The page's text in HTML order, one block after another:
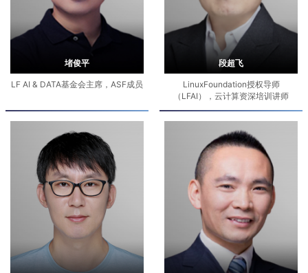
堵俊平
LF AI & DATA基金会主席，ASF成员
段超飞
LinuxFoundation授权导师
（LFAI），云计算资深培训讲师